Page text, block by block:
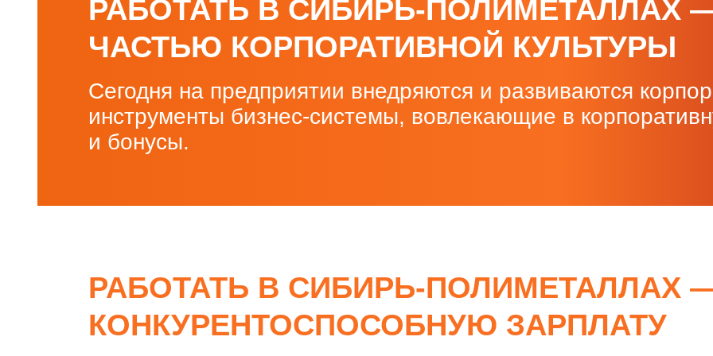
РАБОТАТЬ В СИБИРЬ-ПОЛИМЕТАЛЛАХ
ЧАСТЬЮ КОРПОРАТИВНОЙ КУЛЬТУРЫ
Сегодня на предприятии внедряются и развиваются
инструменты бизнес-системы, вовлекающие в
и бонусы.
РАБОТАТЬ В СИБИРЬ-ПОЛИМЕТАЛЛАХ
КОНКУРЕНТОСПОСОБНУЮ ЗАРПЛАТУ